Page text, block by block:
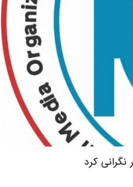
نگرانی کرد